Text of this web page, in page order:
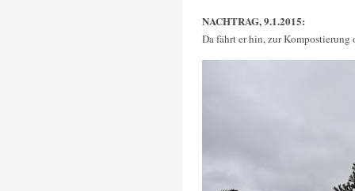
NACHTRAG, 9.1.2015:
Da fährt er hin, zur Kompostierung